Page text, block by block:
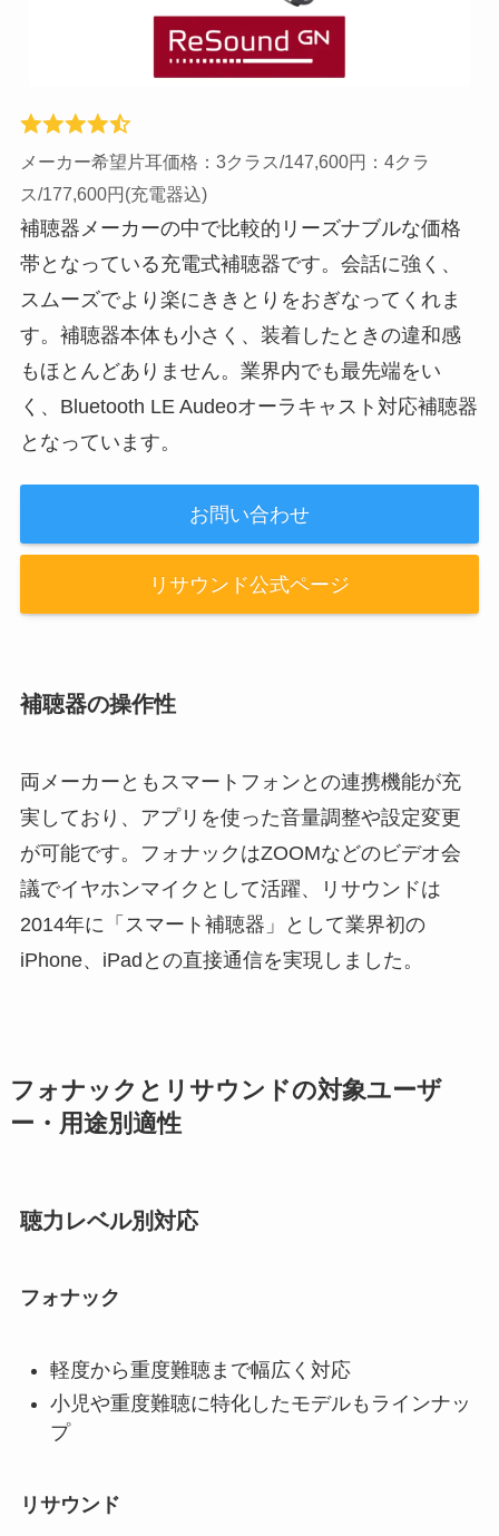
メーカー希望片耳価格：3クラス/147,600円：4クラ
ス/177,600円(充電器込)
補聴器メーカーの中で比較的リーズナブルな価格
帯となっている充電式補聴器です。会話に強く、
スムーズでより楽にききとりをおぎなってくれま
す。補聴器本体も小さく、装着したときの違和感
もほとんどありません。業界内でも最先端をい
く、Bluetooth LE Audeoオーラキャスト対応補聴器
となっています。
お問い合わせ
リサウンド公式ページ
補聴器の操作性
両メーカーともスマートフォンとの連携機能が充
実しており、アプリを使った音量調整や設定変更
が可能です。フォナックはZOOMなどのビデオ会
議でイヤホンマイクとして活躍、リサウンドは
2014年に「スマート補聴器」として業界初の
iPhone、iPadとの直接通信を実現しました。
フォナックとリサウンドの対象ユーザ
ー・用途別適性
聴力レベル別対応
フォナック
軽度から重度難聴まで幅広く対応
小児や重度難聴に特化したモデルもラインナッ
プ
リサウンド